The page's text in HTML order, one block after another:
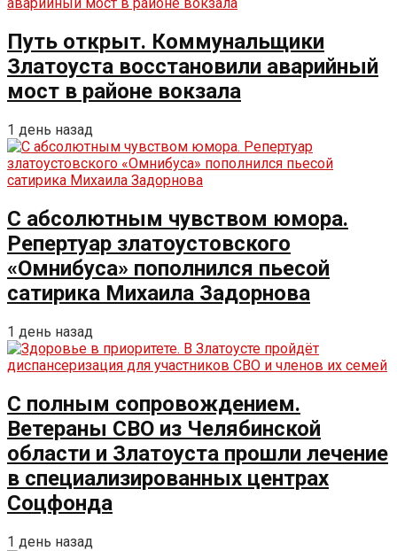
Путь открыт. Коммунальщики
Златоуста восстановили аварийный
мост в районе вокзала
1 день назад
С абсолютным чувством юмора.
Репертуар златоустовского
«Омнибуса» пополнился пьесой
сатирика Михаила Задорнова
1 день назад
С полным сопровождением.
Ветераны СВО из Челябинской
области и Златоуста прошли лечение
в специализированных центрах
Соцфонда
1 день назад